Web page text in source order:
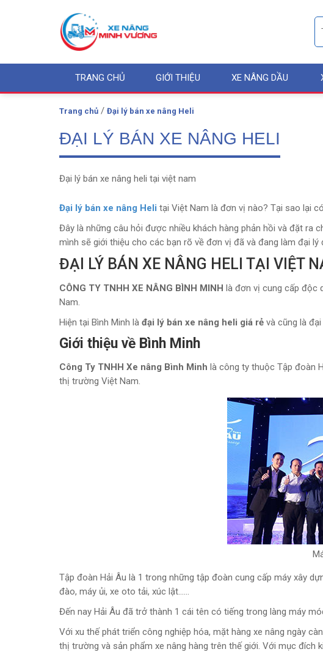
TRANG CHỦ GIỚI THIỆU XE NÂNG DẦU
Trang chủ / Đại lý bán xe nâng Heli
ĐẠI LÝ BÁN XE NÂNG HELI
Đại lý bán xe nâng heli tại việt nam
Đại lý bán xe nâng Heli tại Việt Nam là đơn vị nào? Tại sao lại
Đây là những câu hỏi được nhiều khách hàng phản hồi và đặt ra
mình sẽ giới thiệu cho các bạn rõ về đơn vị đã và đang làm đại
ĐẠI LÝ BÁN XE NÂNG HELI TẠI VIỆT
CÔNG TY TNHH XE NÂNG BÌNH MINH là đơn vị cung cấp độc
Nam.
Hiện tại Bình Minh là đại lý bán xe nâng heli giá rẻ và cũng là
Giới thiệu về Bình Minh
Công Ty TNHH Xe nâng Bình Minh là công ty thuộc Tập đoàn
thị trường Việt Nam.
Tập đoàn Hải Âu là 1 trong những tập đoàn cung cấp máy xây
đào, máy ủi, xe oto tải, xúc lật……
Đến nay Hải Âu đã trở thành 1 cái tên có tiếng trong làng máy
Với xu thế phát triển công nghiệp hóa, mặt hàng xe nâng ngày
thị trường và sản phẩm xe nâng hàng trên thế giới. Với mục đích